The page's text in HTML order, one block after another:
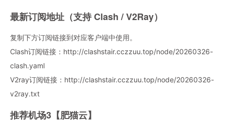
最新订阅地址（支持 Clash / V2Ray）
复制下方订阅链接到对应客户端中使用。
Clash订阅链接：http://clashstair.cczzuu.top/node/20260326-
clash.yaml
V2ray订阅链接：http://clashstair.cczzuu.top/node/20260326-
v2ray.txt
推荐机场3【肥猫云】